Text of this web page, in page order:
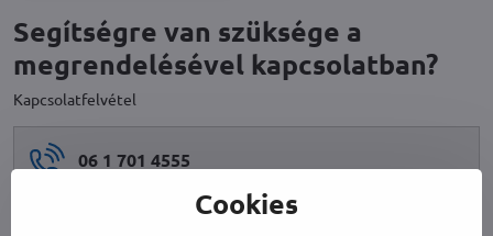
Segítségre van szüksége a
megrendelésével kapcsolatban?
Kapcsolatfelvétel
06 1 701 4555
Cookies